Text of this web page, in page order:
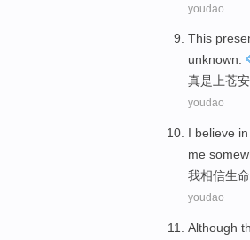
youdao
This
unknown.
真是上苍
youdao
I believe in
me
我相信生命
youdao
Although